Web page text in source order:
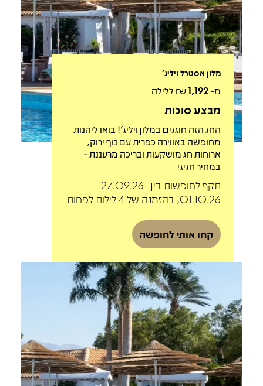
מלון אסטרל ויליג'
מ-1,192₪ ללילה
מבצע סוכות
החג הזה חוגגים במלון ויליג'! בואו ליהנות
מחופשה באווירה כפרית עם נוף ירוק,
ארוחות חג מושקעות ובריכה מרעננת -
במחיר חגיגי
תקף לחופשות בין 27.09.26-
01.10.26, בהזמנה של 4 לילות לפחות
קחו אותי לחופשה